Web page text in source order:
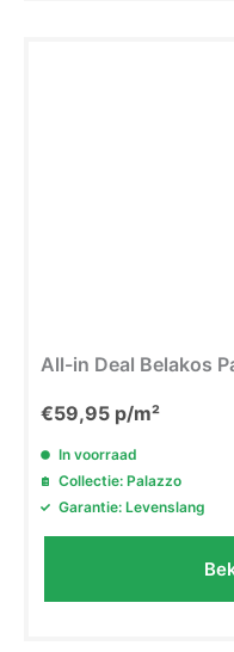
All-in Deal Belakos
€59,95 p/m²
In voorraad
Collectie: Palazzo
Garantie: Levenslang